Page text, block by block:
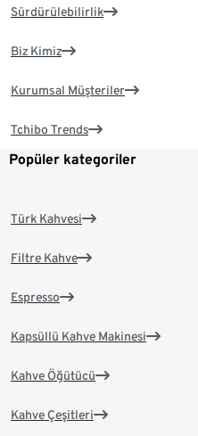
Sürdürülebilirlik
Biz Kimiz
Kurumsal Müşteriler
Tchibo Trends
Popüler kategoriler
Türk Kahvesi
Filtre Kahve
Espresso
Kapsüllü Kahve Makinesi
Kahve Öğütücü
Kahve Çeşitleri